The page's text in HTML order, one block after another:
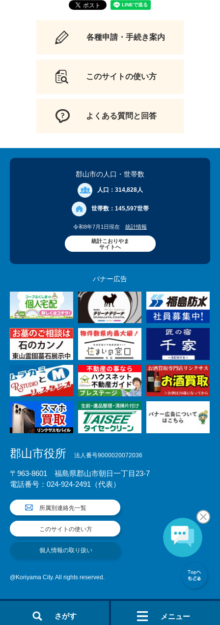
さがす メニュー
各種申請・手続き案内
このサイトの使い方
よくある質問と回答
郡山市の人口 ・世帯数
人口： 314,828人
世帯数： 145,597世帯
令和8年7月1日現在 統計情報
統計こおりやま
サイトへ
バナー広告
郡山市役所 法人番号9000020072036
〒963-8601 福島県郡山市朝日一丁目23-7
電話番号：024-924-2491（代表）
所属別連絡先一覧
このサイトの使い方
個人情報の取り扱い
@Koriyama City. All rights reserved.